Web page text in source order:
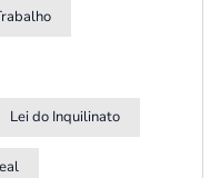
Lei do Inquilinato